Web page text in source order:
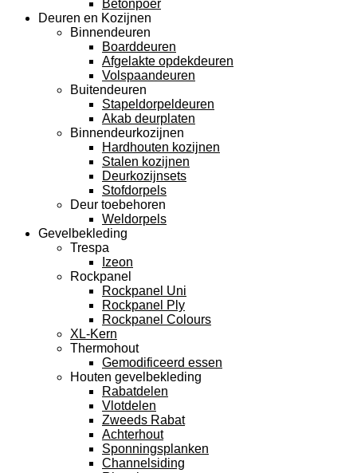
Betonpoer
Deuren en Kozijnen
Binnendeuren
Boarddeuren
Afgelakte opdekdeuren
Volspaandeuren
Buitendeuren
Stapeldorpeldeuren
Akab deurplaten
Binnendeurkozijnen
Hardhouten kozijnen
Stalen kozijnen
Deurkozijnsets
Stofdorpels
Deur toebehoren
Weldorpels
Gevelbekleding
Trespa
Izeon
Rockpanel
Rockpanel Uni
Rockpanel Ply
Rockpanel Colours
XL-Kern
Thermohout
Gemodificeerd essen
Houten gevelbekleding
Rabatdelen
Vlotdelen
Zweeds Rabat
Achterhout
Sponningsplanken
Channelsiding